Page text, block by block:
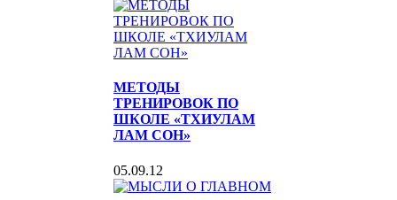
МЕТОДЫ
ТРЕНИРОВОК ПО
ШКОЛЕ «ТХИУЛАМ
ЛАМ СОН»
05.09.12